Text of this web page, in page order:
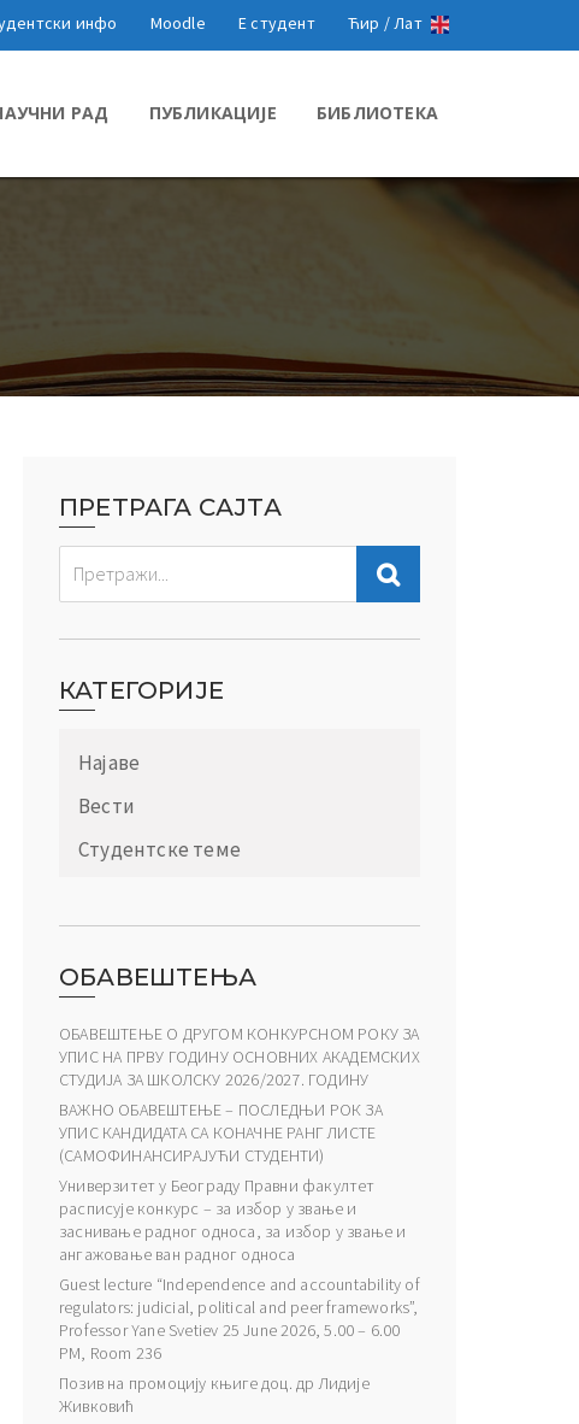
инфо Moodle Е студент Ћир /Лат
РАД ПУБЛИКАЦИЈЕ БИБЛИОТЕКА
ПРЕТРАГА САЈТА
КАТЕГОРИЈЕ
Најаве
Вести
Студентске теме
ОБАВЕШТЕЊА
ОБАВЕШТЕЊЕ О ДРУГОМ КОНКУРСНОМ РОКУ ЗА
УПИС НА ПРВУ ГОДИНУ ОСНОВНИХ АКАДЕМСКИХ
СТУДИЈА ЗА ШКОЛСКУ 2026/2027. ГОДИНУ
ВАЖНО ОБАВЕШТЕЊЕ – ПОСЛЕДЊИ РОК ЗА
УПИС КАНДИДАТА СА КОНАЧНЕ РАНГ ЛИСТЕ
(САМОФИНАНСИРАЈУЋИ СТУДЕНТИ)
Универзитет у Београду Правни факултет
расписује конкурс – за избор у звање и
заснивање радног односа, за избор у звање и
ангажовање ван радног односа
Guest lecture “Independence and accountability of
regulators: judicial, political and peer frameworks”,
Professor Yane Svetiev 25 June 2026, 5.00 – 6.00
PM, Room 236
Позив на промоцију књиге доц. др Лидије
Живковић